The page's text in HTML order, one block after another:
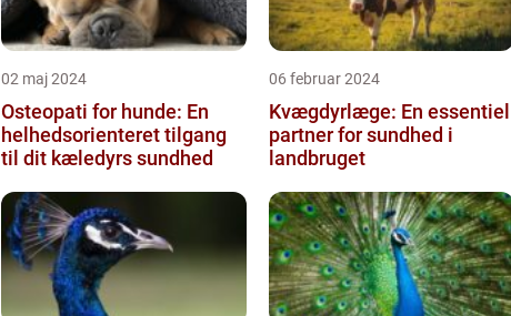
02 maj 2024
Osteopati for hunde: En
helhedsorienteret tilgang
til dit kæledyrs sundhed
06 februar 2024
Kvægdyrlæge: En essentiel
partner for sundhed i
landbruget